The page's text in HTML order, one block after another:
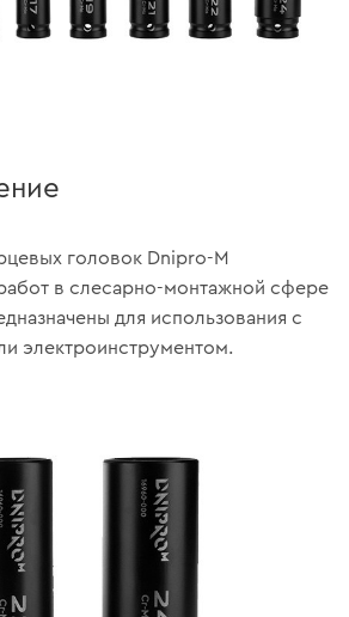
головок Dnipro-M
в слесарно-монтажной сфере
для использования с
электроинструментом.